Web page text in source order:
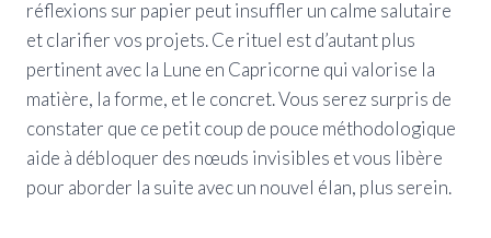
réflexions sur papier peut insuffler un calme salutaire
et clarifier vos projets. Ce rituel est d’autant plus
pertinent avec la Lune en Capricorne qui valorise la
matière, la forme, et le concret. Vous serez surpris de
constater que ce petit coup de pouce méthodologique
aide à débloquer des nœuds invisibles et vous libère
pour aborder la suite avec un nouvel élan, plus serein.